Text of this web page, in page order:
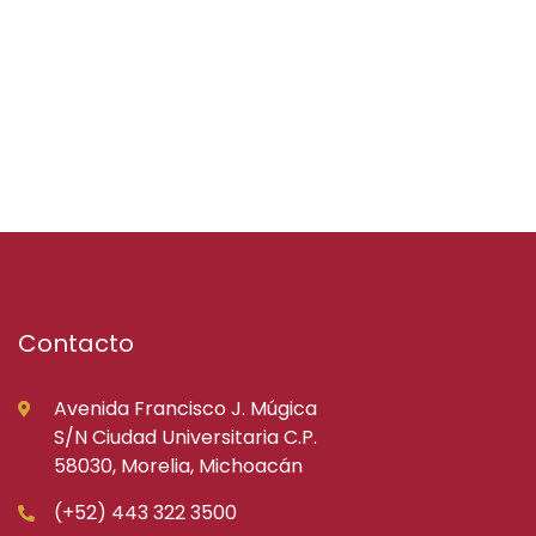
Contacto
Avenida Francisco J. Múgica
S/N Ciudad Universitaria C.P.
58030, Morelia, Michoacán
(+52) 443 322 3500